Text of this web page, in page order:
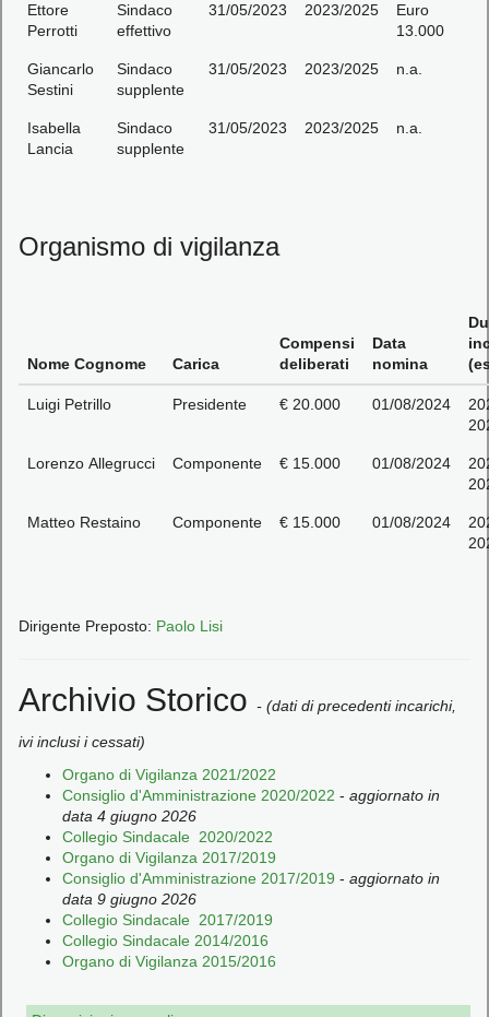
Ettore
Perrotti
Sindaco
effettivo
31/05/2023 2023/2025
Euro
13.000
Giancarlo
Sestini
Sindaco
supplente
31/05/2023 2023/2025 n.a.
Isabella
Lancia
Sindaco
supplente
31/05/2023 2023/2025 n.a.
Organismo di vigilanza
Nome Cognome Carica
Compensi
deliberati
Data
nomina
Luigi Petrillo Presidente € 20.000 01/08/2024
Lorenzo Allegrucci Componente € 15.000 01/08/2024
Matteo Restaino Componente € 15.000 01/08/2024
Dirigente Preposto: Paolo Lisi
Archivio Storico - (dati di precedenti incarichi,
ivi inclusi i cessati)
Organo di Vigilanza 2021/2022
Consiglio d'Amministrazione 2020/2022 - aggiornato in
data 4 giugno 2026
Collegio Sindacale 2020/2022
Organo di Vigilanza 2017/2019
Consiglio d'Amministrazione 2017/2019 - aggiornato in
data 9 giugno 2026
Collegio Sindacale 2017/2019
Collegio Sindacale 2014/2016
Organo di Vigilanza 2015/2016